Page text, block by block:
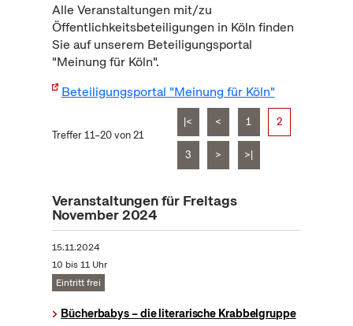
Alle Veranstaltungen mit/zu
Öffentlichkeitsbeteiligungen in Köln finden
Sie auf unserem Beteiligungsportal
"Meinung für Köln".
Beteiligungsportal "Meinung für Köln"
Treffer 11–20 von 21
|< < 1 2
3 > >|
Veranstaltungen für Freitags
November 2024
15.11.2024
10 bis 11 Uhr
Eintritt frei
Bücherbabys – die literarische Krabbelgruppe